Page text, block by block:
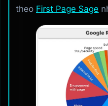
theo First Page Sage